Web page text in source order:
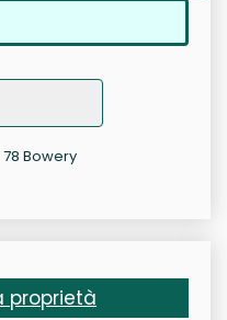
Bowery
proprietà